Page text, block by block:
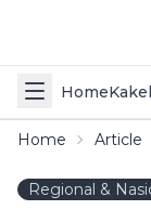
Home
Home Article
Regional &